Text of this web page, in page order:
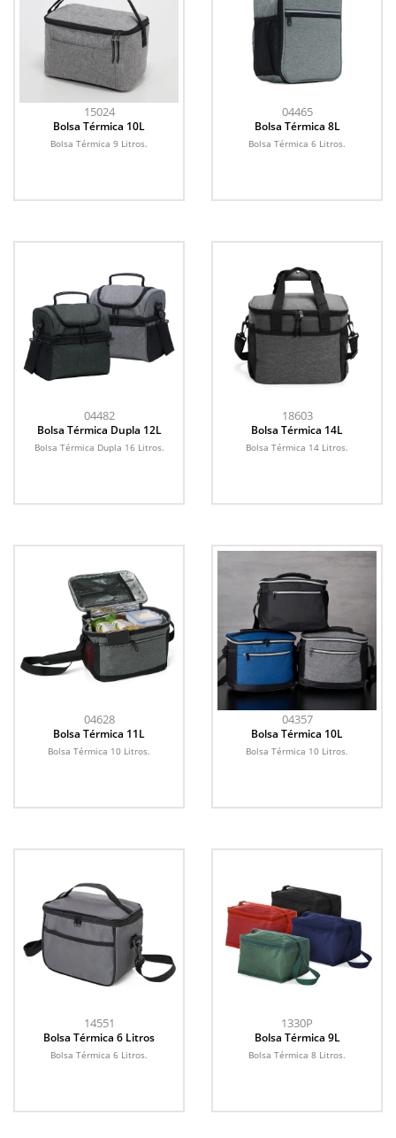
15024
Bolsa Térmica 10L
Bolsa Térmica 9 Litros.
04465
Bolsa Térmica 8L
Bolsa Térmica 6 Litros.
04482
Bolsa Térmica Dupla 12L
Bolsa Térmica Dupla 16 Litros.
18603
Bolsa Térmica 14L
Bolsa Térmica 14 Litros.
04628
Bolsa Térmica 11L
Bolsa Térmica 10 Litros.
04357
Bolsa Térmica 10L
Bolsa Térmica 10 Litros.
14551
Bolsa Térmica 6 Litros
Bolsa Térmica 6 Litros.
1330P
Bolsa Térmica 9L
Bolsa Térmica 8 Litros.